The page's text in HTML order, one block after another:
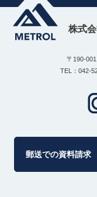
株式
〒190-
TEL：042-
郵送での資料請求